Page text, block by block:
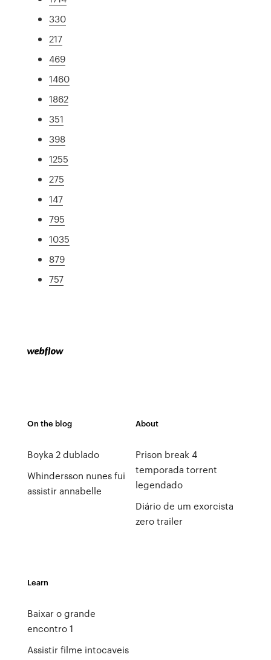
330
217
469
1460
1862
351
398
1255
275
147
795
1035
879
757
On the blog
Boyka 2 dublado
Whindersson nunes fui
assistir annabelle
About
Prison break 4
temporada torrent
legendado
Diário de um exorcista
zero trailer
Learn
Baixar o grande
encontro 1
Assistir filme intocaveis